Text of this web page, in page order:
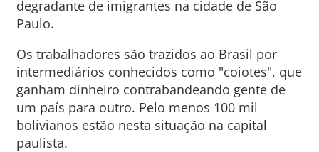
degradante de imigrantes na cidade de São
Paulo.
Os trabalhadores são trazidos ao Brasil por
intermediários conhecidos como "coiotes", que
ganham dinheiro contrabandeando gente de
um país para outro. Pelo menos 100 mil
bolivianos estão nesta situação na capital
paulista.